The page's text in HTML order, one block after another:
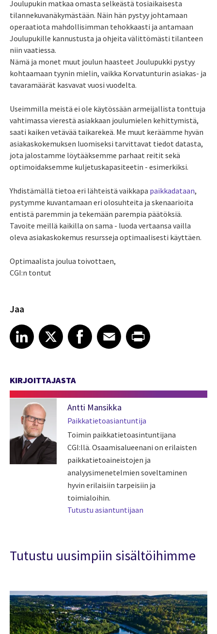
Joulupukin matkaa omasta selkeästä tosiaikaisesta
tilannekuvanäkymästään. Näin hän pystyy johtamaan
operaatiota mahdollisimman tehokkaasti ja antamaan
Joulupukille kannustusta ja ohjeita välittömästi tilanteen
niin vaatiessa.
Nämä ja monet muut joulun haasteet Joulupukki pystyy
kohtaamaan tyynin mielin, vaikka Korvatunturin asiakas- ja
tavaramäärät kasvavat vuosi vuodelta.
Useimmilla meistä ei ole käytössään armeijallista tonttuja
vahtimassa vierestä asiakkaan joulumielen kehittymistä,
saati kaiken vetävää taikarekeä. Me muut keräämme hyvän
asiakaskokemuksen luomiseksi tarvittavat tiedot datasta,
jota jalostamme löytääksemme parhaat reitit sekä
optimoidaksemme kuljetuskapasiteetin - esimerkiksi.
Yhdistämällä tietoa eri lähteistä vaikkapa paikkadataan,
pystymme kuvantamaan eri olosuhteita ja skenaarioita
entistä paremmin ja tekemään parempia päätöksiä.
Tavoite meillä kaikilla on sama - luoda vertaansa vailla
oleva asiakaskokemus resursseja optimaalisesti käyttäen.
Optimaalista joulua toivottaen,
CGI:n tontut
Jaa
Share article on LinkedIn
LinkedIn
Share article on XShare article on Facebook
Facebook
Share article on Email
EmailShare article on Print
KIRJOITTAJASTA
Antti Mansikka
Paikkatietoasiantuntija
Toimin paikkatietoasintuntijana
CGI:llä. Osaamisalueenani on erilaisten
paikkatietoaineistojen ja
analyysimenetelmien soveltaminen
hyvin erilaisiin tarpeisiin ja
toimialoihin.
Tutustu asiantuntijaan
Tutustu uusimpiin sisältöihimme